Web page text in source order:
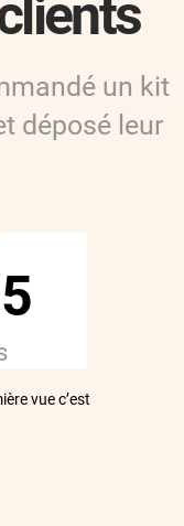
un kit
déposé leur
5
vue c’est